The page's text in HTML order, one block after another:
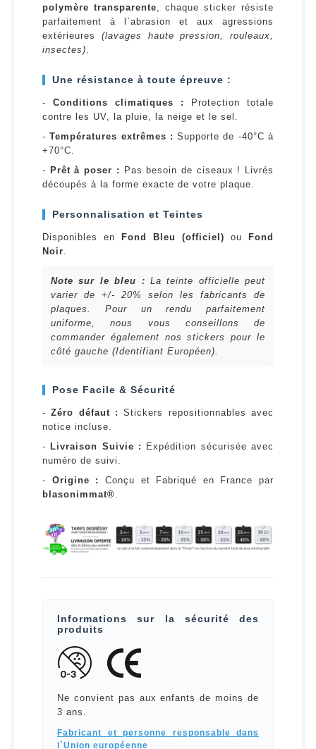
polymère transparente, chaque sticker résiste
parfaitement à l`abrasion et aux agressions
extérieures (lavages haute pression, rouleaux,
insectes).
Une résistance à toute épreuve :
- Conditions climatiques :
Protection totale
contre les UV, la pluie, la neige et le sel.
-Températures extrêmes : Supporte de -40°C à
+70°C.
- Prêt à poser :
Pas besoin de ciseaux ! Livrés
découpés à la forme exacte de votre plaque.
Personnalisation et Teintes
Disponibles en Fond Bleu (officiel) ou
Fond
Noir.
Note sur le bleu : La teinte officielle peut
varier de +/- 20% selon les fabricants de
plaques. Pour un rendu parfaitement
uniforme, nous vous conseillons de
commander également nos stickers pour le
côté gauche (Identifiant Européen).
Pose Facile & Sécurité
-Zéro défaut : Stickers repositionnables avec
notice incluse.
- Livraison Suivie :
Expédition sécurisée avec
numéro de suivi.
- Origine :
Conçu et Fabriqué en France par
blasonimmat®.
Informations sur la sécurité des
produits
Ne convient pas aux enfants de moins de
3 ans.
Fabricant et personne responsable dans
l`Union européenne